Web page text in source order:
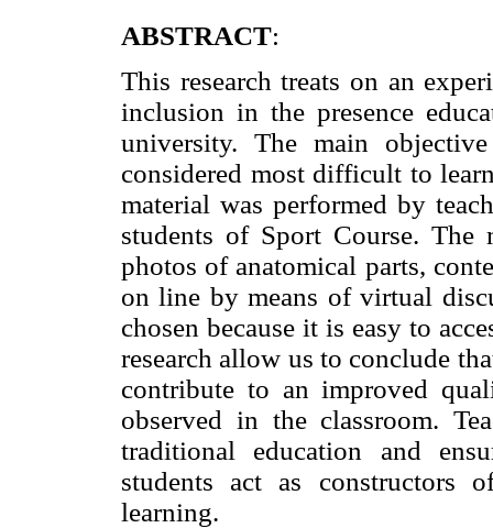
ABSTRACT:
This research treats on an
inclusion in the presence
university. The main
considered most difficult to
material was performed by
students of Sport Course.
photos of anatomical parts,
on line by means of virtual
chosen because it is easy to
research allow us to conclude
contribute to an improved
observed in the classroom.
traditional education and
students act as constructors
learning.